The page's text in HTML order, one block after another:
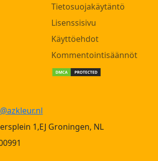
Tietosuojakäytäntö
Lisenssisivu
Käyttöehdot
Kommentointisäännöt
1,EJ Groningen, NL